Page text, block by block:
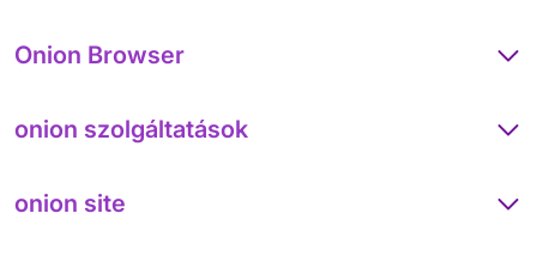
Onion Browser
onion szolgáltatások
onion site